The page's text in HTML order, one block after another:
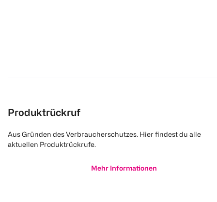
Produktrückruf
Aus Gründen des Verbraucherschutzes. Hier findest du alle
aktuellen Produktrückrufe.
Mehr Informationen